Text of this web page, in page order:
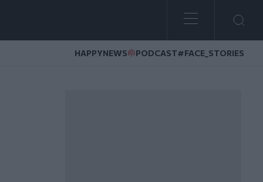
HAPPYNEWS PODCAST#FACE_STORIES